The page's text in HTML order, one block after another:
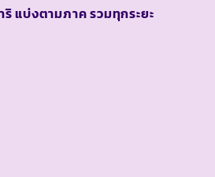
ริ แบ่งตามภาค รวมทุกระยะ